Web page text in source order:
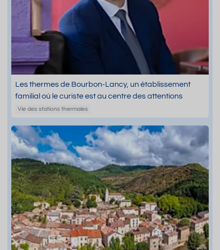
Les thermes de Bourbon-Lancy, un établissement
familial où le curiste est au centre des attentions
Vie des stations thermales